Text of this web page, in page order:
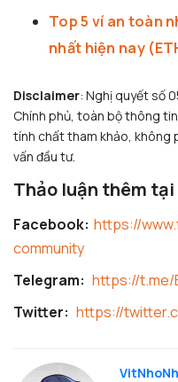
Top 5 ví an toàn
nhất hiện nay
Disclaimer: Nghị quyết số
Chính phủ, toàn bộ thông
tính chất tham khảo, không
vấn đầu tư.
Thảo luận thêm tại
Facebook: https://
community
Telegram: https://t.me/
Twitter: https://